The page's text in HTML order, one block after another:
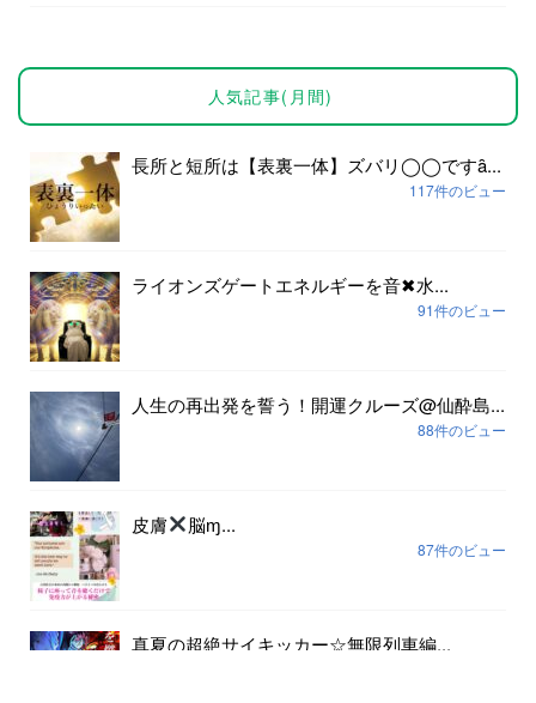
人気記事(月間)
長所と短所は【表裏一体】ズバリ◯◯ですȃ...
117件のビュー
ライオンズゲートエネルギーを音✖︎水...
91件のビュー
人生の再出発を誓う！開運クルーズ@仙酔島...
88件のビュー
皮膚 脳ɱ...
87件のビュー
真夏の超絶サイキッカー☆無限列車編...